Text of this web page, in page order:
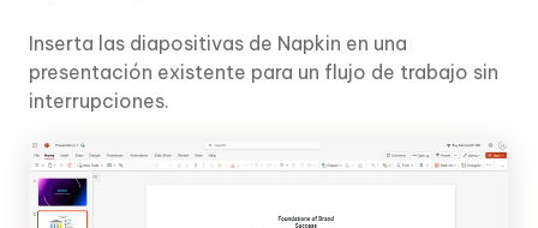
Inserta las diapositivas de Napkin en una
presentación existente para un flujo de trabajo sin
interrupciones.